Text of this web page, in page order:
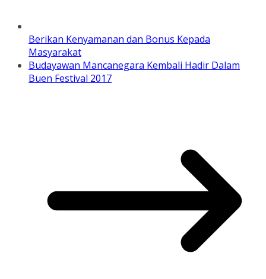
Berikan Kenyamanan dan Bonus Kepada
Masyarakat
Budayawan Mancanegara Kembali Hadir Dalam
Buen Festival 2017